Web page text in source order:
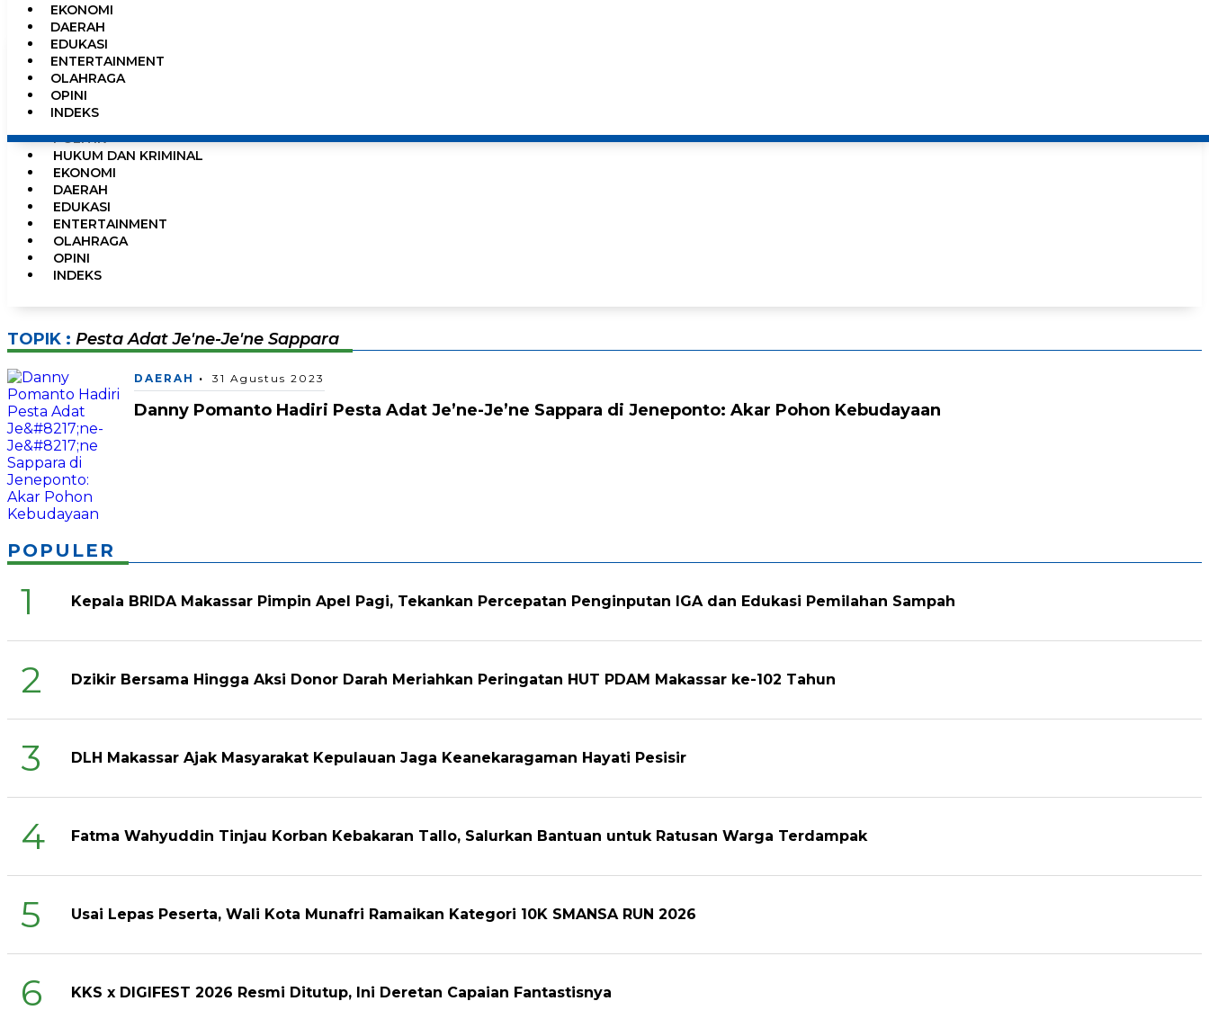
0%
HOME
NEWS
PEMERINTAHAN
POLITIK
HUKUM DAN KRIMINAL
EKONOMI
DAERAH
EDUKASI
ENTERTAINMENT
OLAHRAGA
OPINI
INDEKS
EKONOMI
DAERAH
EDUKASI
ENTERTAINMENT
OLAHRAGA
OPINI
INDEKS
TOPIK : Pesta Adat Je'ne-Je'ne Sappara
DAERAH 31 Agustus 2023
Danny Pomanto Hadiri Pesta Adat Je’ne-Je’ne Sappara di Jeneponto: Akar Pohon Kebudayaan
POPULER
1 Kepala BRIDA Makassar Pimpin Apel Pagi, Tekankan Percepatan Penginputan IGA dan Edukasi Pemilahan Sampah
2 Dzikir Bersama Hingga Aksi Donor Darah Meriahkan Peringatan HUT PDAM Makassar ke-102 Tahun
3 DLH Makassar Ajak Masyarakat Kepulauan Jaga Keanekaragaman Hayati Pesisir
4 Fatma Wahyuddin Tinjau Korban Kebakaran Tallo, Salurkan Bantuan untuk Ratusan Warga Terdampak
5 Usai Lepas Peserta, Wali Kota Munafri Ramaikan Kategori 10K SMANSA RUN 2026
6 KKS x DIGIFEST 2026 Resmi Ditutup, Ini Deretan Capaian Fantastisnya